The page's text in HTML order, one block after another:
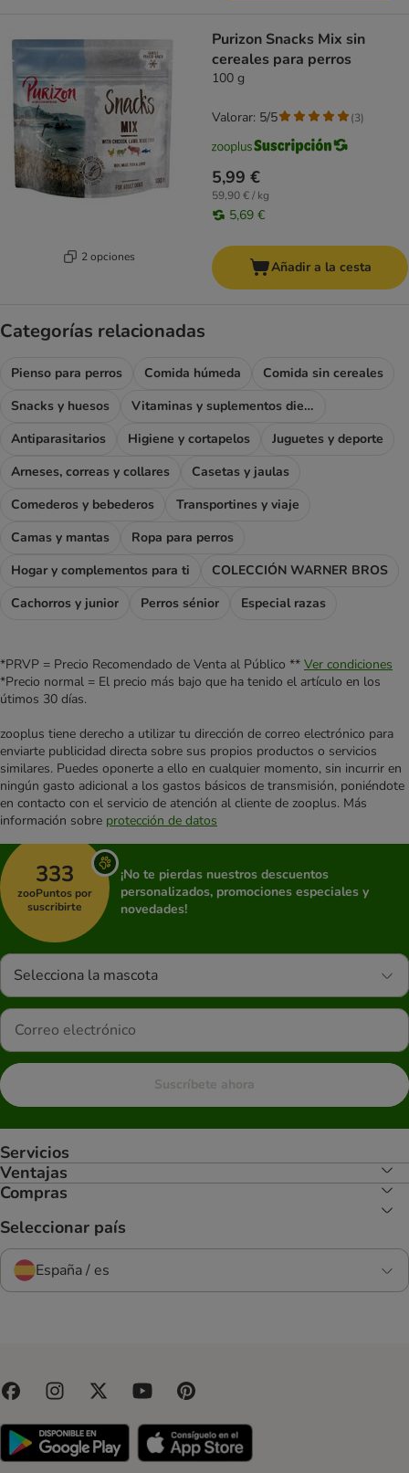
2 opciones
Purizon Snacks Mix sin
cereales para perros
100 g
5,99 €
59,90 € / kg
5,69 €
Valorar: 5/5 (3)
Añadir a la cesta
Categorías relacionadas
Pienso para perros Comida húmeda
Comida sin cereales
Snacks y huesos
Vitaminas y suplementos dietéticos
Antiparasitarios
Higiene y cortapelos
Juguetes y deporte
Arneses, correas y collares
Casetas y jaulas
Comederos y bebederos
Transportines y viaje
Camas y mantas
Ropa para perros
Hogar y complementos para ti
COLECCIÓN WARNER BROS
Cachorros y junior
Perros sénior Especial razas
*PRVP = Precio Recomendado de Venta al Público ** Ver condiciones
*Precio normal = El precio más bajo que ha tenido el artículo en los
útimos 30 días.
zooplus tiene derecho a utilizar tu dirección de correo electrónico para
enviarte publicidad directa sobre sus propios productos o servicios
similares. Puedes oponerte a ello en cualquier momento, sin incurrir en
ningún gasto adicional a los gastos básicos de transmisión, poniéndote
en contacto con el servicio de atención al cliente de zooplus. Más
información sobre protección de datos
333
zooPuntos por
suscribirte
¡No te pierdas nuestros descuentos
personalizados, promociones especiales y
novedades!
Selecciona la mascota
Suscríbete ahora
Servicios
Ventajas
Compras
Seleccionar país
España / es